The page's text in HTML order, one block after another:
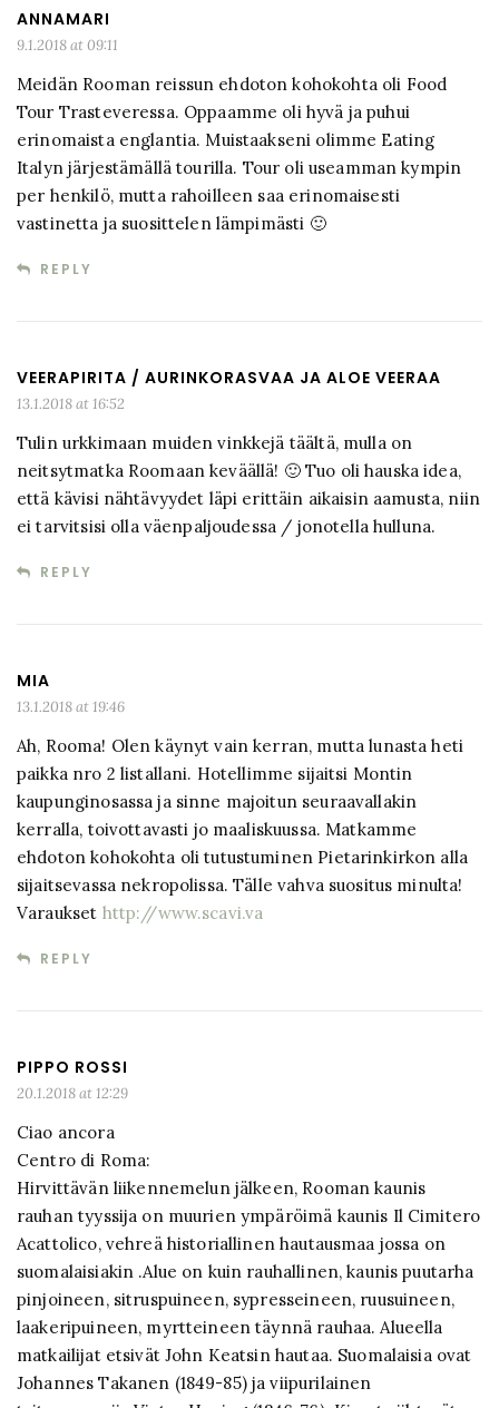
ANNAMARI
9.1.2018 at 09:11
Meidän Rooman reissun ehdoton kohokohta oli Food
Tour Trasteveressa. Oppaamme oli hyvä ja puhui
erinomaista englantia. Muistaakseni olimme Eating
Italyn järjestämällä tourilla. Tour oli useamman kympin
per henkilö, mutta rahoilleen saa erinomaisesti
vastinetta ja suosittelen lämpimästi 🙂
REPLY
VEERAPIRITA / AURINKORASVAA JA ALOE VEERAA
13.1.2018 at 16:52
Tulin urkkimaan muiden vinkkejä täältä, mulla on
neitsytmatka Roomaan keväällä! 🙂 Tuo oli hauska idea,
että kävisi nähtävyydet läpi erittäin aikaisin aamusta, niin
ei tarvitsisi olla väenpaljoudessa / jonotella hulluna.
REPLY
MIA
13.1.2018 at 19:46
Ah, Rooma! Olen käynyt vain kerran, mutta lunasta heti
paikka nro 2 listallani. Hotellimme sijaitsi Montin
kaupunginosassa ja sinne majoitun seuraavallakin
kerralla, toivottavasti jo maaliskuussa. Matkamme
ehdoton kohokohta oli tutustuminen Pietarinkirkon alla
sijaitsevassa nekropolissa. Tälle vahva suositus minulta!
Varaukset http://www.scavi.va
REPLY
PIPPO ROSSI
20.1.2018 at 12:29
Ciao ancora
Centro di Roma:
Hirvittävän liikennemelun jälkeen, Rooman kaunis
rauhan tyyssija on muurien ympäröimä kaunis Il Cimitero
Acattolico, vehreä historiallinen hautausmaa jossa on
suomalaisiakin .Alue on kuin rauhallinen, kaunis puutarha
pinjoineen, sitruspuineen, sypresseineen, ruusuineen,
laakeripuineen, myrtteineen täynnä rauhaa. Alueella
matkailijat etsivät John Keatsin hautaa. Suomalaisia ovat
Johannes Takanen (1849-85) ja viipurilainen